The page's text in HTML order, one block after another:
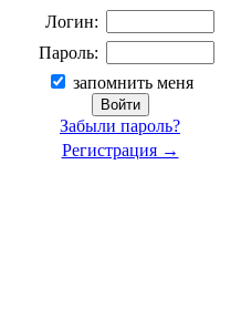
Логин:
Пароль:
запомнить меня
Забыли пароль?
Регистрация →